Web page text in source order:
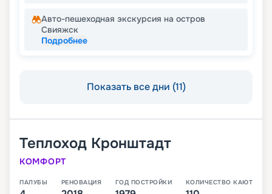
Авто-пешеходная экскурсия на остров
Свияжск
Подробнее
Показать все дни (11)
Теплоход Кронштадт
КОМФОРТ
ПАЛУБЫ РЕНОВАЦИЯ ГОД ПОСТРОЙКИ КОЛИЧЕСТВО КАЮТ